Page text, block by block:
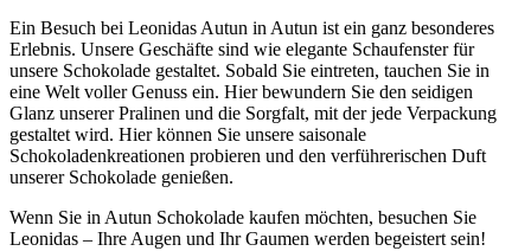
Ein Besuch bei Leonidas Autun in Autun ist ein ganz besonderes
Erlebnis. Unsere Geschäfte sind wie elegante Schaufenster für
unsere Schokolade gestaltet. Sobald Sie eintreten, tauchen Sie in
eine Welt voller Genuss ein. Hier bewundern Sie den seidigen
Glanz unserer Pralinen und die Sorgfalt, mit der jede Verpackung
gestaltet wird. Hier können Sie unsere saisonale
Schokoladenkreationen probieren und den verführerischen Duft
unserer Schokolade genießen.
Wenn Sie in Autun Schokolade kaufen möchten, besuchen Sie
Leonidas – Ihre Augen und Ihr Gaumen werden begeistert sein!